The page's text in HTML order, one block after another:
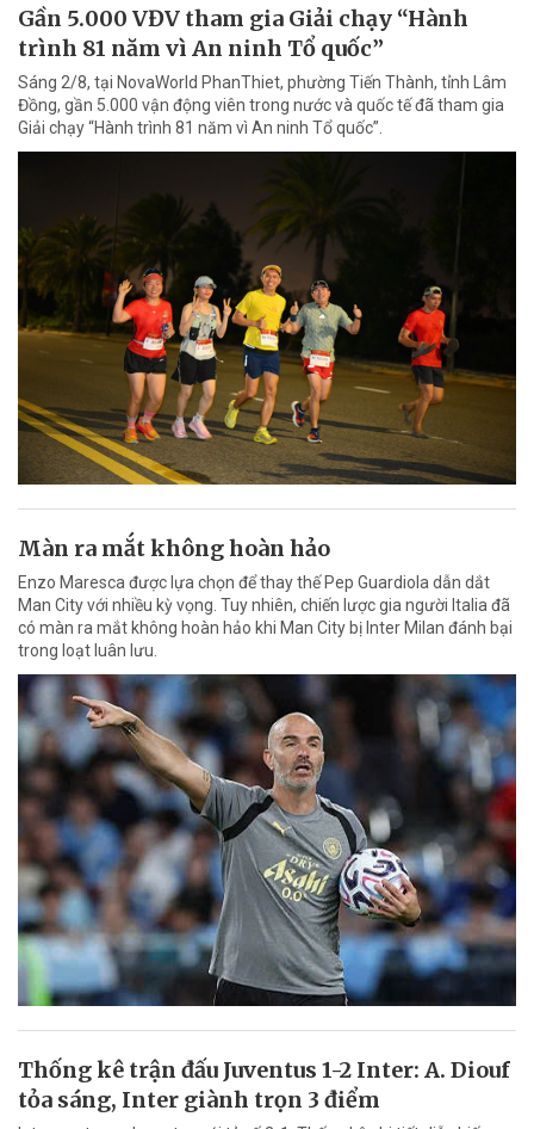
Gần 5.000 VĐV tham gia Giải chạy “Hành
trình 81 năm vì An ninh Tổ quốc”
Sáng 2/8, tại NovaWorld PhanThiet, phường Tiến Thành, tỉnh Lâm
Đồng, gần 5.000 vận động viên trong nước và quốc tế đã tham gia
Giải chạy “Hành trình 81 năm vì An ninh Tổ quốc”.
Màn ra mắt không hoàn hảo
Enzo Maresca được lựa chọn để thay thế Pep Guardiola dẫn dắt
Man City với nhiều kỳ vọng. Tuy nhiên, chiến lược gia người Italia đã
có màn ra mắt không hoàn hảo khi Man City bị Inter Milan đánh bại
trong loạt luân lưu.
Thống kê trận đấu Juventus 1-2 Inter: A. Diouf
tỏa sáng, Inter giành trọn 3 điểm